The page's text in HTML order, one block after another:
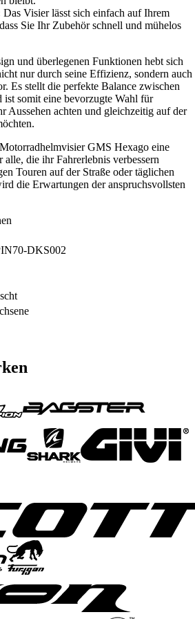
Das Visier lässt sich einfach auf Ihrem
Sie Ihr Zubehör schnell und mühelos
und überlegenen Funktionen hebt sich
nur durch seine Effizienz, sondern auch
Es stellt die perfekte Balance zwischen
ist somit eine bevorzugte Wahl für
Aussehen achten und gleichzeitig auf der
GMS Hexago eine
alle, die ihr Fahrerlebnis verbessern
Touren auf der Straße oder täglichen
die Erwartungen der anspruchsvollsten
DKS002